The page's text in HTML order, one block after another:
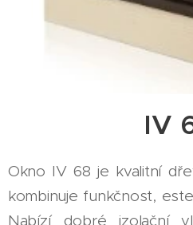
IV
Okno IV 68 je kvalitní
kombinuje funkčnost,
Nabízí dobré izolační